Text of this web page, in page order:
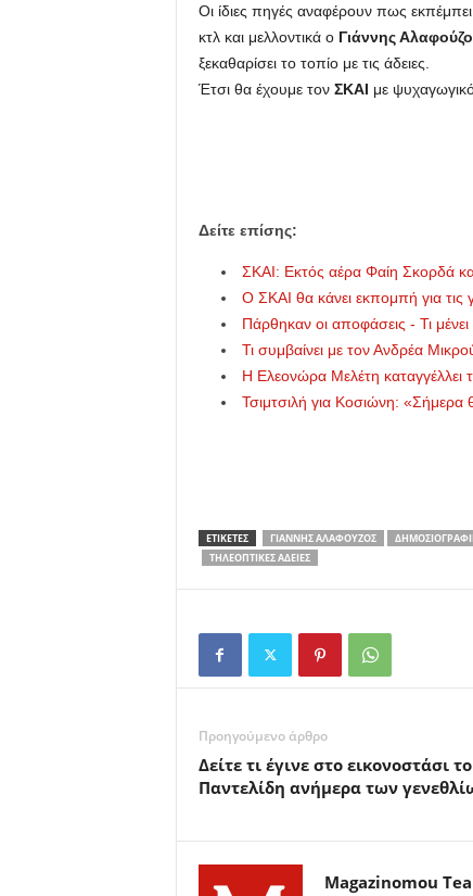
o
u
Οι ίδιες πηγές αναφέρουν πως
κτλ και μελλοντικά ο Γιάννης
ξεκαθαρίσει το τοπίο με τις άδειες.
Έτσι θα έχουμε τον ΣΚΑΙ με
Δείτε επίσης:
ΣΚΑΙ: Εκτός αέρα Φαίη Σκορδά
Ο ΣΚΑΙ θα κάνει εκπομπή για τις
Πάρθηκαν οι αποφάσεις - Τι
Τι συμβαίνει με τον Ανδρέα
Η Ελεονώρα Μελέτη καταγγέλλει
Τσιμτσιλή για Κοσιώνη: «Σήμερα
ΕΤΙΚΕΤΕΣ ΓΙΆΝΝΗΣ ΑΛΑΦΟΎΖΟΣ
ΤΗΛΕΟΠΤΙΚΈΣ ΆΔΕΙΕΣ
Προηγούμενο άρθρο
Δείτε τι έγινε στο εικονοστάσι
Παντελίδη ανήμερα των
Magazinomou